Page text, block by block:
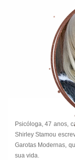
Psicóloga, 47 anos,
Shirley Stamou
Garotas Modernas,
sua vida.